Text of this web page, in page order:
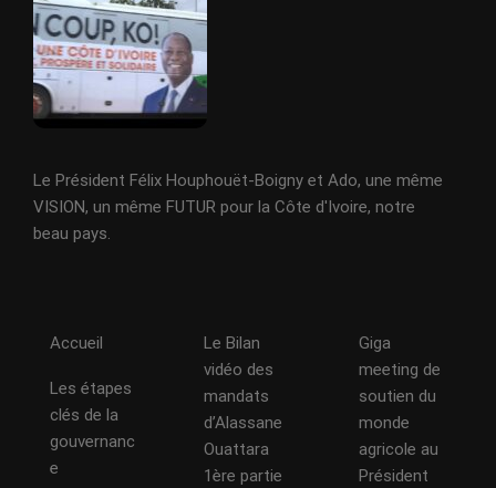
Le Président Félix Houphouët-Boigny et Ado, une même
VISION, un même FUTUR pour la Côte d'Ivoire, notre
beau pays.
Accueil
Les étapes
clés de la
gouvernanc
e
Le Bilan
vidéo des
mandats
d’Alassane
Ouattara
1ère partie
Giga
meeting de
soutien du
monde
agricole au
Président